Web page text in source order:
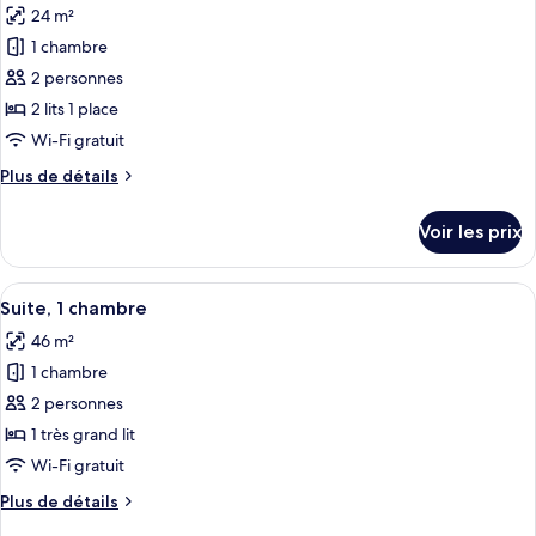
lit
Urban,
Studio,
très
grand
lit
les
photos
pour
ce
type
chambre :
2
lits
une
place
24 m²
1 chambre
2 personnes
2 lits 1 place
Wi-Fi gratuit
Plus de détails
Plus
le
type
de
aloft,
Chambre,
lits
une
place
Voir les prix
Afficher
toutes
les
photos
pour
ce
type
chambre :
Une chambre d’hôtel moderne
6
Suite, 1 chambre
46 m²
1 chambre
2 personnes
1 très grand lit
Wi-Fi gratuit
Plus de détails
Plus